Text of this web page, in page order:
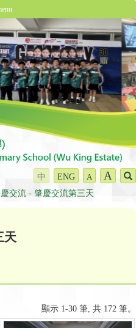
中 ENG A A
交流 - 肇慶交流第三天
天
顯示 1-30 筆, 共 172 筆。